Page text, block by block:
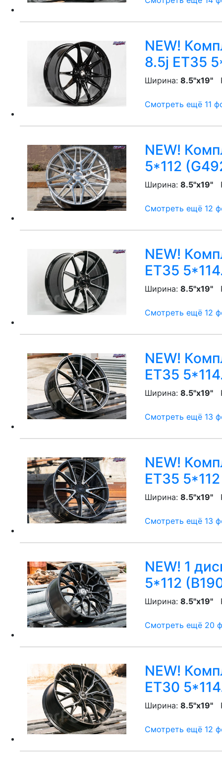
NEW!
8.5j ET35
Ширина: 8.5"x19"
Смотреть ещё 11
NEW!
5*112
Ширина: 8.5"x19"
Смотреть ещё 12
NEW!
ET35
Ширина: 8.5"x19"
Смотреть ещё 12
NEW!
ET35
Ширина: 8.5"x19"
Смотреть ещё 13
NEW!
ET35
Ширина: 8.5"x19"
Смотреть ещё 13
NEW! 1
5*112
Ширина: 8.5"x19"
Смотреть ещё 20
NEW!
ET30
Ширина: 8.5"x19"
Смотреть ещё 12